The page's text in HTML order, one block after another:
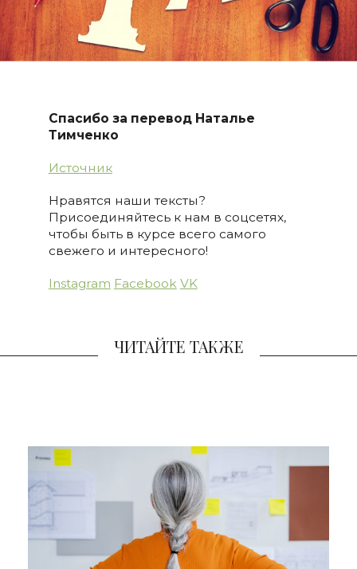
Спасибо за перевод Наталье
Тимченко
Источник
Нравятся наши тексты?
Присоединяйтесь к нам в соцсетях,
чтобы быть в курсе всего самого
свежего и интересного!
Instagram Facebook VK
ЧИТАЙТЕ ТАКЖЕ